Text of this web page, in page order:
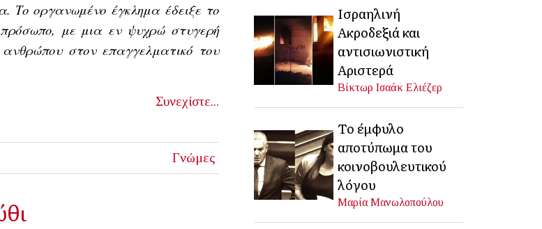
Το οργανωμένο έγκλημα έδειξε το
με μια εν ψυχρώ στυγερή
ανθρώπου στον επαγγελματικό του
Συνεχίστε...
Γνώμες
Ισραηλινή
Ακροδεξιά και
αντισιωνιστική
Αριστερά
Βίκτωρ Ισαάκ Ελιέζερ
Το έμφυλο
αποτύπωμα του
κοινοβουλευτικού
λόγου
Μαρία Μανωλοπούλου